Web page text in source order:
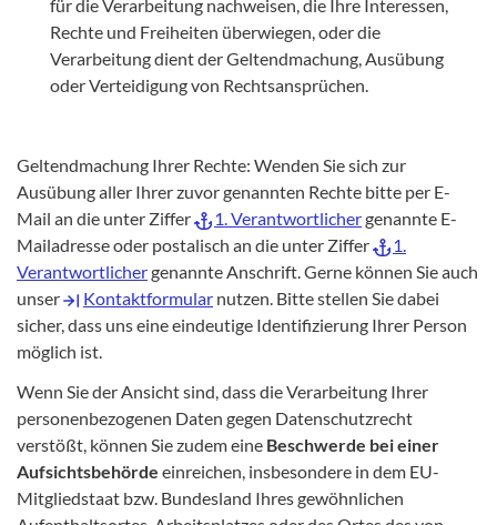
für die Verarbeitung nachweisen, die Ihre Interessen,
Rechte und Freiheiten überwiegen, oder die
Verarbeitung dient der Geltendmachung, Ausübung
oder Verteidigung von Rechtsansprüchen.
Geltendmachung Ihrer Rechte: Wenden Sie sich zur
Ausübung aller Ihrer zuvor genannten Rechte bitte per E-
Mail an die unter Ziffer
1. Verantwortlichergenannte E-
Mailadresse oder postalisch an die unter Ziffer
1.
Verantwortlichergenannte Anschrift. Gerne können Sie auch
unser
Kontaktformular nutzen. Bitte stellen Sie dabei
sicher, dass uns eine eindeutige Identifizierung Ihrer Person
möglich ist.
Wenn Sie der Ansicht sind, dass die Verarbeitung Ihrer
personenbezogenen Daten gegen Datenschutzrecht
verstößt, können Sie zudem eine Beschwerde bei einer
Aufsichtsbehörde einreichen, insbesondere in dem EU-
Mitgliedstaat bzw. Bundesland Ihres gewöhnlichen